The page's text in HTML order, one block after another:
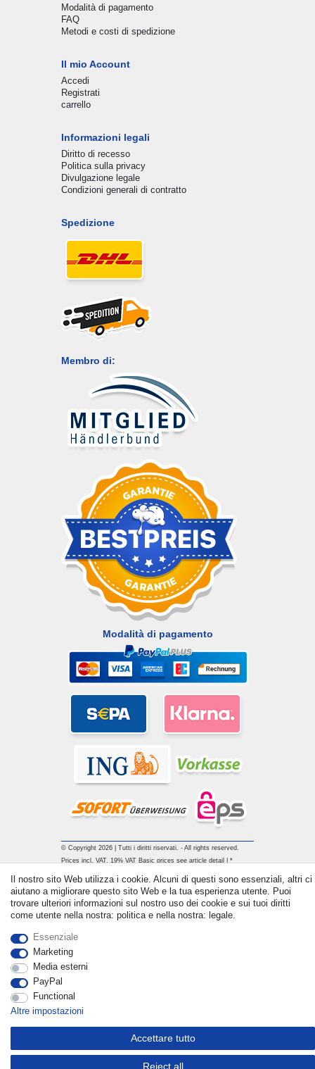
Modalità di pagamento
FAQ
Metodi e costi di spedizione
Il mio Account
Accedi
Registrati
carrello
Informazioni legali
Diritto di recesso
Politica sulla privacy
Divulgazione legale
Condizioni generali di contratto
Spedizione
Membro di:
Modalità di pagamento
© Copyright 2026 | Tutti i diritti riservati. - All rights reserved.
Prices incl. VAT. 19% VAT Basic prices see article detail | *
Il nostro sito Web utilizza i cookie. Alcuni di questi sono essenziali, altri ci
aiutano a migliorare questo sito Web e la tua esperienza utente. Puoi
trovare ulteriori informazioni sul nostro uso dei cookie e sui tuoi diritti
come utente nella nostra: politica e nella nostra: legale.
Essenziale
Marketing
Media esterni
PayPal
Functional
Altre impostazioni
Accettare tutto
Reject all
Withdraw from contract here Contatto